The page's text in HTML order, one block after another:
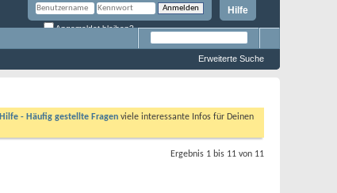
Hilfe
Angemeldet bleiben?
Erweiterte Suche
Hilfe - Häufig gestellte Fragen viele interessante Infos für Deinen
Ergebnis 1 bis 11 von 11